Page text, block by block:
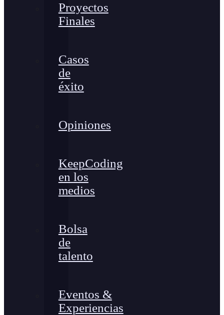
Proyectos
Finales
Casos
de
éxito
Opiniones
KeepCoding
en los
medios
Bolsa
de
talento
Eventos &
Experiencias